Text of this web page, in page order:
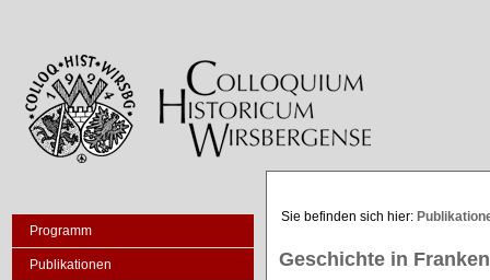
Programm
Publikationen
Sie befinden sich hier:
Geschichte in